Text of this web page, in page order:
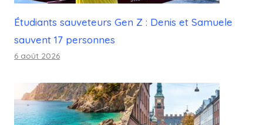
Étudiants sauveteurs Gen Z : Denis et Samuele
sauvent 17 personnes
6 août 2026